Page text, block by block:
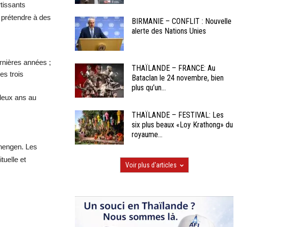
à des
années ;
trois
ans au
Les
et
BIRMANIE – CONFLIT : Nouvelle
alerte des Nations Unies
THAÏLANDE – FRANCE: Au
Bataclan le 24 novembre, bien
plus qu’un...
THAÏLANDE – FESTIVAL: Les
six plus beaux «Loy Krathong» du
royaume...
Voir plus d'articles